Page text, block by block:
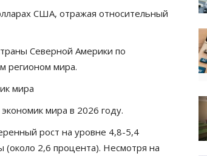
США, отражая относительный
Северной Америки по
регионом мира.
мира
мира в 2026 году.
рост на уровне 4,8-5,4
2,6 процента). Несмотря на